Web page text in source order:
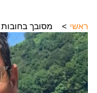
ראשי מסובך בחובות